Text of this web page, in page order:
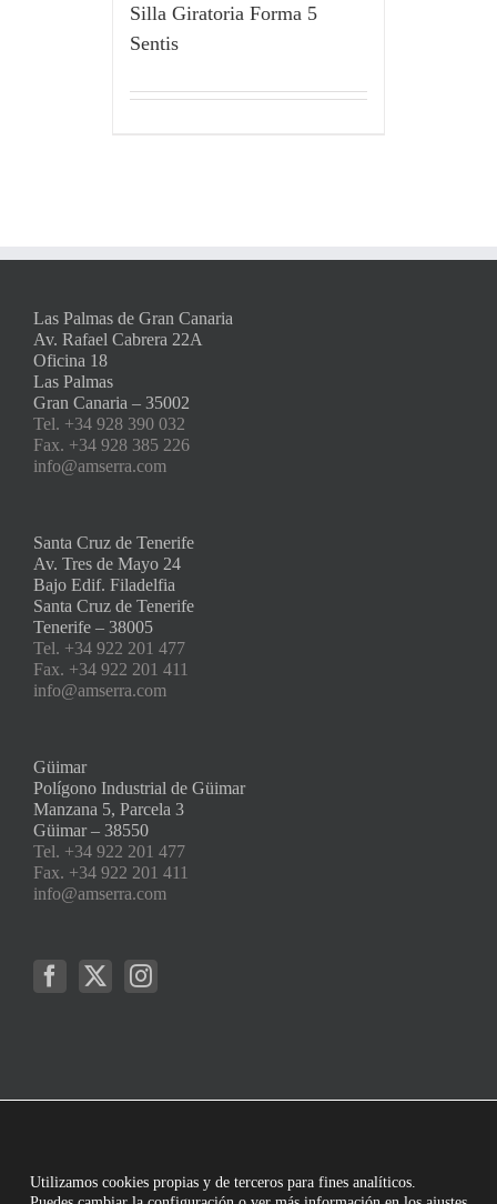
Silla Giratoria Forma 5
Sentis
Las Palmas de Gran Canaria
Av. Rafael Cabrera 22A
Oficina 18
Las Palmas
Gran Canaria – 35002
Tel. +34 928 390 032
Fax. +34 928 385 226
info@amserra.com
Santa Cruz de Tenerife
Av. Tres de Mayo 24
Bajo Edif. Filadelfia
Santa Cruz de Tenerife
Tenerife – 38005
Tel. +34 922 201 477
Fax. +34 922 201 411
info@amserra.com
Güimar
Polígono Industrial de Güimar
Manzana 5, Parcela 3
Güimar – 38550
Tel. +34 922 201 477
Fax. +34 922 201 411
info@amserra.com
Utilizamos cookies propias y de terceros para fines analíticos.